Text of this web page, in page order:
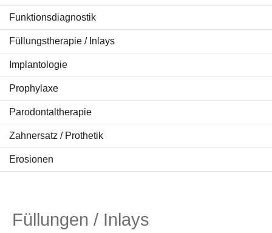
Funktionsdiagnostik
Füllungstherapie / Inlays
Implantologie
Prophylaxe
Parodontaltherapie
Zahnersatz / Prothetik
Erosionen
Füllungen / Inlays